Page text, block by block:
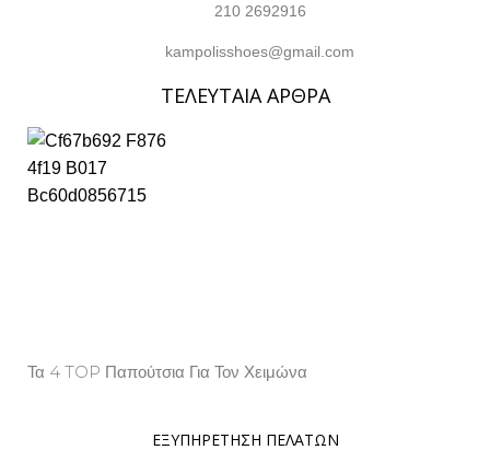
210 2692916
kampolisshoes@gmail.com
ΤΕΛΕΥΤΑΙΑ ΑΡΘΡΑ
Τα 4 TOP Παπούτσια Για Τον Χειμώνα
ΕΞΥΠΗΡΕΤΗΣΗ ΠΕΛΑΤΩΝ